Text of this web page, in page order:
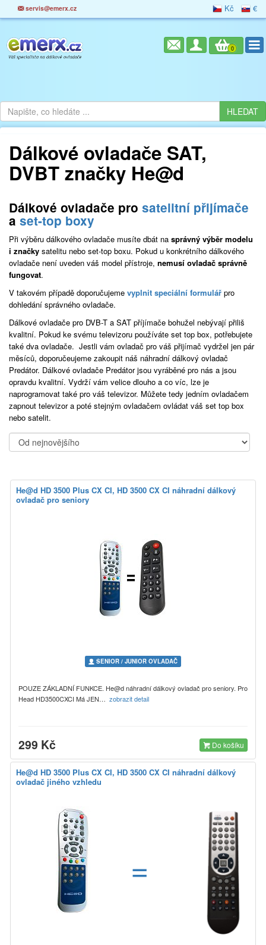
servis@emerx.cz Kč €
0
Dálkové ovladače SAT,
DVBT značky He@d
Dálkové ovladače pro satelitní přijímače
a set-top boxy
Při výběru dálkového ovladače musíte dbát na správný výběr modelu
i značky satelitu nebo set-top boxu. Pokud u konkrétního dálkového
ovladače není uveden váš model přístroje, nemusí ovladač správně
fungovat.
V takovém případě doporučujeme vyplnit speciální formulář pro
dohledání správného ovladače.
Dálkové ovladače pro DVB-T a SAT příjímače bohužel nebývají přiliš
kvalitní. Pokud ke svému televizoru používáte set top box, potřebujete
také dva ovladače. Jestli vám ovladač pro váš přijímač vydržel jen pár
měsíců, doporučeujeme zakoupit náš náhradní dálkový ovladač
Predátor. Dálkové ovladače Predátor jsou vyráběné pro nás a jsou
opravdu kvalitní. Vydrží vám velice dlouho a co víc, lze je
naprogramovat také pro váš televizor. Můžete tedy jedním ovladačem
zapnout televizor a poté stejným ovladačem ovládat váš set top box
nebo satelit.
He@d HD 3500 Plus CX CI, HD 3500 CX CI náhradní dálkový
ovladač pro seniory
SENIOR / JUNIOR OVLADAČ
POUZE ZÁKLADNÍ FUNKCE. He@d náhradní dálkový ovladač pro seniory. Pro
Head HD3500CXCI Má JEN… zobrazit detail
299 Kč Do košíku
He@d HD 3500 Plus CX CI, HD 3500 CX CI náhradní dálkový
ovladač jiného vzhledu
=